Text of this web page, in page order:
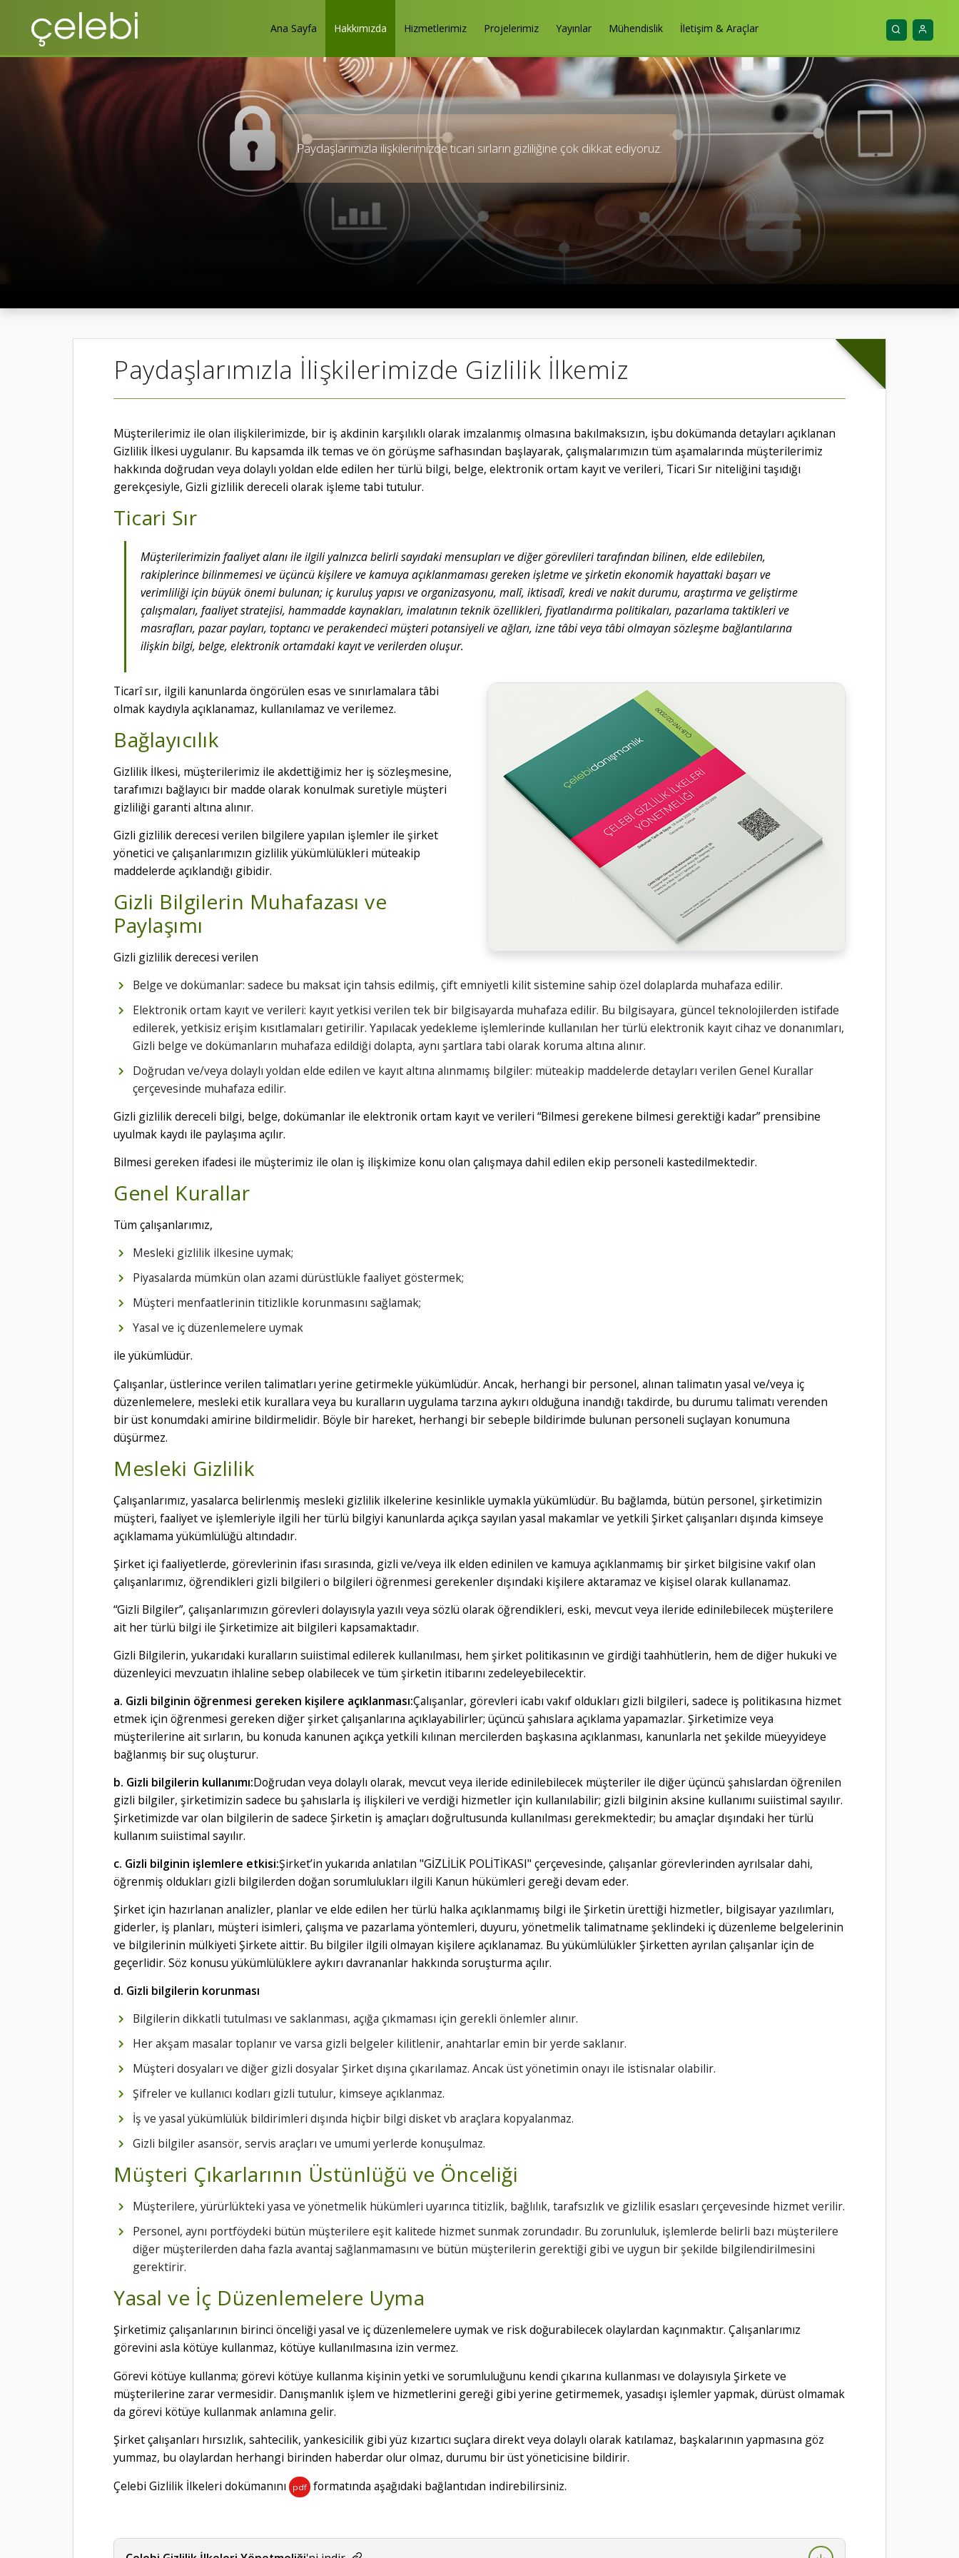
Ana Sayfa Hakkımızda Hizmetlerimiz Projelerimiz Yayınlar Mühendislik İletişim & Araçlar
Paydaşlarımızla ilişkilerimizde ticari sırların gizliliğine çok dikkat ediyoruz.
Paydaşlarımızla İlişkilerimizde Gizlilik İlkemiz
Müşterilerimiz ile olan ilişkilerimizde, bir iş akdinin karşılıklı olarak imzalanmış olmasına bakılmaksızın, işbu dokümanda detayları açıklanan
Gizlilik İlkesi uygulanır. Bu kapsamda ilk temas ve ön görüşme safhasından başlayarak, çalışmalarımızın tüm aşamalarında müşterilerimiz
hakkında doğrudan veya dolaylı yoldan elde edilen her türlü bilgi, belge, elektronik ortam kayıt ve verileri, Ticari Sır niteliğini taşıdığı
gerekçesiyle, Gizli gizlilik dereceli olarak işleme tabi tutulur.
Ticari Sır
Müşterilerimizin faaliyet alanı ile ilgili yalnızca belirli sayıdaki mensupları ve diğer görevlileri tarafından bilinen, elde edilebilen,
rakiplerince bilinmemesi ve üçüncü kişilere ve kamuya açıklanmaması gereken işletme ve şirketin ekonomik hayattaki başarı ve
verimliliği için büyük önemi bulunan; iç kuruluş yapısı ve organizasyonu, malî, iktisadî, kredi ve nakit durumu, araştırma ve geliştirme
çalışmaları, faaliyet stratejisi, hammadde kaynakları, imalatının teknik özellikleri, fiyatlandırma politikaları, pazarlama taktikleri ve
masrafları, pazar payları, toptancı ve perakendeci müşteri potansiyeli ve ağları, izne tâbi veya tâbi olmayan sözleşme bağlantılarına
ilişkin bilgi, belge, elektronik ortamdaki kayıt ve verilerden oluşur.
Ticarî sır, ilgili kanunlarda öngörülen esas ve sınırlamalara tâbi
olmak kaydıyla açıklanamaz, kullanılamaz ve verilemez.
Bağlayıcılık
Gizlilik İlkesi, müşterilerimiz ile akdettiğimiz her iş sözleşmesine,
tarafımızı bağlayıcı bir madde olarak konulmak suretiyle müşteri
gizliliği garanti altına alınır.
Gizli gizlilik derecesi verilen bilgilere yapılan işlemler ile şirket
yönetici ve çalışanlarımızın gizlilik yükümlülükleri müteakip
maddelerde açıklandığı gibidir.
Gizli Bilgilerin Muhafazası ve
Paylaşımı
Gizli gizlilik derecesi verilen
Belge ve dokümanlar: sadece bu maksat için tahsis edilmiş, çift emniyetli kilit sistemine sahip özel dolaplarda muhafaza edilir.
Elektronik ortam kayıt ve verileri: kayıt yetkisi verilen tek bir bilgisayarda muhafaza edilir. Bu bilgisayara, güncel teknolojilerden istifade
edilerek, yetkisiz erişim kısıtlamaları getirilir. Yapılacak yedekleme işlemlerinde kullanılan her türlü elektronik kayıt cihaz ve donanımları,
Gizli belge ve dokümanların muhafaza edildiği dolapta, aynı şartlara tabi olarak koruma altına alınır.
Doğrudan ve/veya dolaylı yoldan elde edilen ve kayıt altına alınmamış bilgiler: müteakip maddelerde detayları verilen Genel Kurallar
çerçevesinde muhafaza edilir.
Gizli gizlilik dereceli bilgi, belge, dokümanlar ile elektronik ortam kayıt ve verileri “Bilmesi gerekene bilmesi gerektiği kadar” prensibine
uyulmak kaydı ile paylaşıma açılır.
Bilmesi gereken ifadesi ile müşterimiz ile olan iş ilişkimize konu olan çalışmaya dahil edilen ekip personeli kastedilmektedir.
Genel Kurallar
Tüm çalışanlarımız,
Mesleki gizlilik ilkesine uymak;
Piyasalarda mümkün olan azami dürüstlükle faaliyet göstermek;
Müşteri menfaatlerinin titizlikle korunmasını sağlamak;
Yasal ve iç düzenlemelere uymak
ile yükümlüdür.
Çalışanlar, üstlerince verilen talimatları yerine getirmekle yükümlüdür. Ancak, herhangi bir personel, alınan talimatın yasal ve/veya iç
düzenlemelere, mesleki etik kurallara veya bu kuralların uygulama tarzına aykırı olduğuna inandığı takdirde, bu durumu talimatı verenden
bir üst konumdaki amirine bildirmelidir. Böyle bir hareket, herhangi bir sebeple bildirimde bulunan personeli suçlayan konumuna
düşürmez.
Mesleki Gizlilik
Çalışanlarımız, yasalarca belirlenmiş mesleki gizlilik ilkelerine kesinlikle uymakla yükümlüdür. Bu bağlamda, bütün personel, şirketimizin
müşteri, faaliyet ve işlemleriyle ilgili her türlü bilgiyi kanunlarda açıkça sayılan yasal makamlar ve yetkili Şirket çalışanları dışında kimseye
açıklamama yükümlülüğü altındadır.
Şirket içi faaliyetlerde, görevlerinin ifası sırasında, gizli ve/veya ilk elden edinilen ve kamuya açıklanmamış bir şirket bilgisine vakıf olan
çalışanlarımız, öğrendikleri gizli bilgileri o bilgileri öğrenmesi gerekenler dışındaki kişilere aktaramaz ve kişisel olarak kullanamaz.
“Gizli Bilgiler”, çalışanlarımızın görevleri dolayısıyla yazılı veya sözlü olarak öğrendikleri, eski, mevcut veya ileride edinilebilecek müşterilere
ait her türlü bilgi ile Şirketimize ait bilgileri kapsamaktadır.
Gizli Bilgilerin, yukarıdaki kuralların suiistimal edilerek kullanılması, hem şirket politikasının ve girdiği taahhütlerin, hem de diğer hukuki ve
düzenleyici mevzuatın ihlaline sebep olabilecek ve tüm şirketin itibarını zedeleyebilecektir.
a. Gizli bilginin öğrenmesi gereken kişilere açıklanması:Çalışanlar, görevleri icabı vakıf oldukları gizli bilgileri, sadece iş politikasına hizmet
etmek için öğrenmesi gereken diğer şirket çalışanlarına açıklayabilirler; üçüncü şahıslara açıklama yapamazlar. Şirketimize veya
müşterilerine ait sırların, bu konuda kanunen açıkça yetkili kılınan mercilerden başkasına açıklanması, kanunlarla net şekilde müeyyideye
bağlanmış bir suç oluşturur.
b. Gizli bilgilerin kullanımı:Doğrudan veya dolaylı olarak, mevcut veya ileride edinilebilecek müşteriler ile diğer üçüncü şahıslardan öğrenilen
gizli bilgiler, şirketimizin sadece bu şahıslarla iş ilişkileri ve verdiği hizmetler için kullanılabilir; gizli bilginin aksine kullanımı suiistimal sayılır.
Şirketimizde var olan bilgilerin de sadece Şirketin iş amaçları doğrultusunda kullanılması gerekmektedir; bu amaçlar dışındaki her türlü
kullanım suiistimal sayılır.
c. Gizli bilginin işlemlere etkisi:Şirket’in yukarıda anlatılan "GİZLİLİK POLİTİKASI" çerçevesinde, çalışanlar görevlerinden ayrılsalar dahi,
öğrenmiş oldukları gizli bilgilerden doğan sorumlulukları ilgili Kanun hükümleri gereği devam eder.
Şirket için hazırlanan analizler, planlar ve elde edilen her türlü halka açıklanmamış bilgi ile Şirketin ürettiği hizmetler, bilgisayar yazılımları,
giderler, iş planları, müşteri isimleri, çalışma ve pazarlama yöntemleri, duyuru, yönetmelik talimatname şeklindeki iç düzenleme belgelerinin
ve bilgilerinin mülkiyeti Şirkete aittir. Bu bilgiler ilgili olmayan kişilere açıklanamaz. Bu yükümlülükler Şirketten ayrılan çalışanlar için de
geçerlidir. Söz konusu yükümlülüklere aykırı davrananlar hakkında soruşturma açılır.
d. Gizli bilgilerin korunması
Bilgilerin dikkatli tutulması ve saklanması, açığa çıkmaması için gerekli önlemler alınır.
Her akşam masalar toplanır ve varsa gizli belgeler kilitlenir, anahtarlar emin bir yerde saklanır.
Müşteri dosyaları ve diğer gizli dosyalar Şirket dışına çıkarılamaz. Ancak üst yönetimin onayı ile istisnalar olabilir.
Şifreler ve kullanıcı kodları gizli tutulur, kimseye açıklanmaz.
İş ve yasal yükümlülük bildirimleri dışında hiçbir bilgi disket vb araçlara kopyalanmaz.
Gizli bilgiler asansör, servis araçları ve umumi yerlerde konuşulmaz.
Müşteri Çıkarlarının Üstünlüğü ve Önceliği
Müşterilere, yürürlükteki yasa ve yönetmelik hükümleri uyarınca titizlik, bağlılık, tarafsızlık ve gizlilik esasları çerçevesinde hizmet verilir.
Personel, aynı portföydeki bütün müşterilere eşit kalitede hizmet sunmak zorundadır. Bu zorunluluk, işlemlerde belirli bazı müşterilere
diğer müşterilerden daha fazla avantaj sağlanmamasını ve bütün müşterilerin gerektiği gibi ve uygun bir şekilde bilgilendirilmesini
gerektirir.
Yasal ve İç Düzenlemelere Uyma
Şirketimiz çalışanlarının birinci önceliği yasal ve iç düzenlemelere uymak ve risk doğurabilecek olaylardan kaçınmaktır. Çalışanlarımız
görevini asla kötüye kullanmaz, kötüye kullanılmasına izin vermez.
Görevi kötüye kullanma; görevi kötüye kullanma kişinin yetki ve sorumluluğunu kendi çıkarına kullanması ve dolayısıyla Şirkete ve
müşterilerine zarar vermesidir. Danışmanlık işlem ve hizmetlerini gereği gibi yerine getirmemek, yasadışı işlemler yapmak, dürüst olmamak
da görevi kötüye kullanmak anlamına gelir.
Şirket çalışanları hırsızlık, sahtecilik, yankesicilik gibi yüz kızartıcı suçlara direkt veya dolaylı olarak katılamaz, başkalarının yapmasına göz
yummaz, bu olaylardan herhangi birinden haberdar olur olmaz, durumu bir üst yöneticisine bildirir.
Çelebi Gizlilik İlkeleri dokümanını pdf formatında aşağıdaki bağlantıdan indirebilirsiniz.